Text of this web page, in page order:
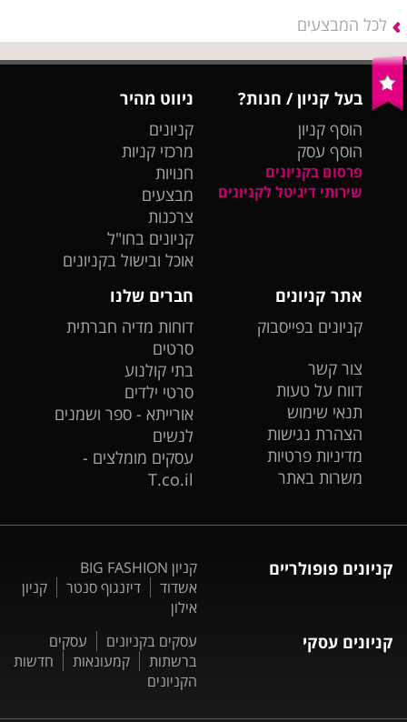
לכל המבצעים
בעל קניון / חנות?
הוסף קניון
הוסף עסק
פרסום בקניונים
שירותי דיגיטל לקניונים
ניווט מהיר
קניונים
מרכזי קניות
חנויות
מבצעים
צרכנות
קניונים בחו"ל
אוכל ובישול בקניונים
אתר קניונים
קניונים בפייסבוק
צור קשר
דווח על טעות
תנאי שימוש
הצהרת נגישות
מדיניות פרטיות
משרות באתר
חברים שלנו
דוחות מדיה חברתית
סרטים
בתי קולנוע
סרטי ילדים
אורייתא - ספר ושמנים
לנשים
עסקים מומלצים -
T.co.il
קניונים פופולריים
קניון BIG FASHION
אשדוד
דיזנגוף סנטר
קניון
אילון
קניונים עסקי עסקים בקניונים
עסקים
ברשתות
קמעונאות
חדשות
הקניונים